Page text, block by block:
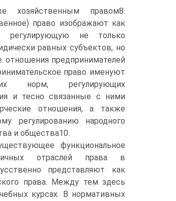
хозяйственным правом8.
право изображают как
регулирующую не только
равных субъектов, но
отношения предпринимателей
право именуют
норм, регулирующих
и тесно связанные с ними
отношения, а также
регулированию народного
и общества10.
функциональное
отраслей права в
представляют как
права. Между тем здесь
курсах. В нормативных